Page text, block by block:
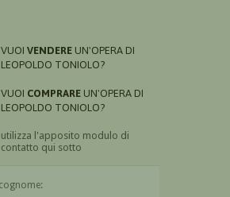
VUOI VENDERE UN'OPERA DI
LEOPOLDO TONIOLO?
VUOI COMPRARE UN'OPERA DI
LEOPOLDO TONIOLO?
utilizza l'apposito modulo di
contatto qui sotto